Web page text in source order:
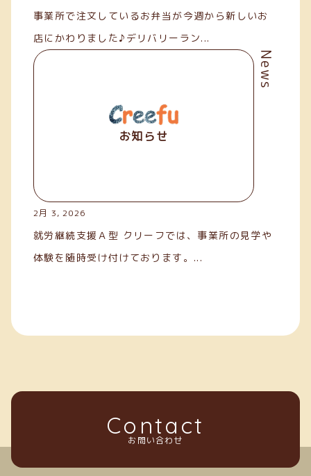
事業所で注文しているお弁当が今週から新しいお
店にかわりました♪デリバリーラン...
News
お知らせ
2月 3, 2026
就労継続支援Ａ型 クリーフでは、事業所の見学や
体験を随時受け付けております。...
Contact
お問い合わせ